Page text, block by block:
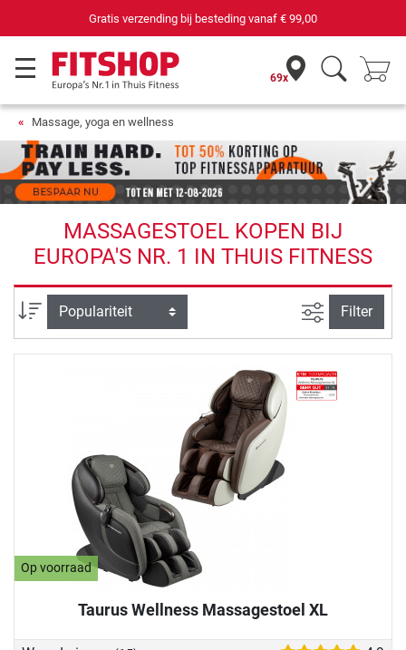
69 filialen met 75 eigen
69x
Massage, yoga en wellness
MASSAGESTOEL KOPEN BIJ
EUROPA'S NR. 1 IN THUIS FITNESS
Sortering Zoeken
Filter
Op voorraad
Taurus Wellness Massagestoel XL